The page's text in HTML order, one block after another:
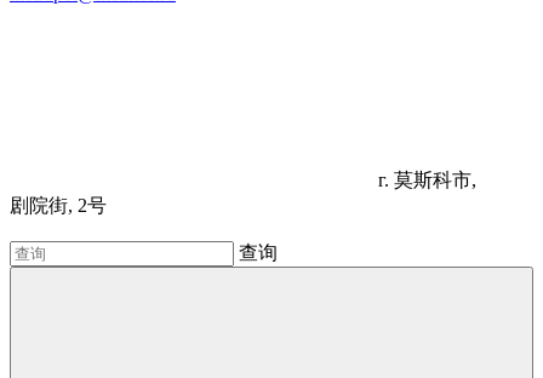
г. 莫斯科市,
剧院街, 2号
查询